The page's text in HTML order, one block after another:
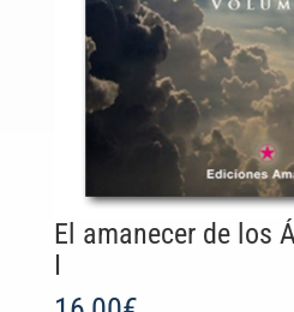
El amanecer de los
I